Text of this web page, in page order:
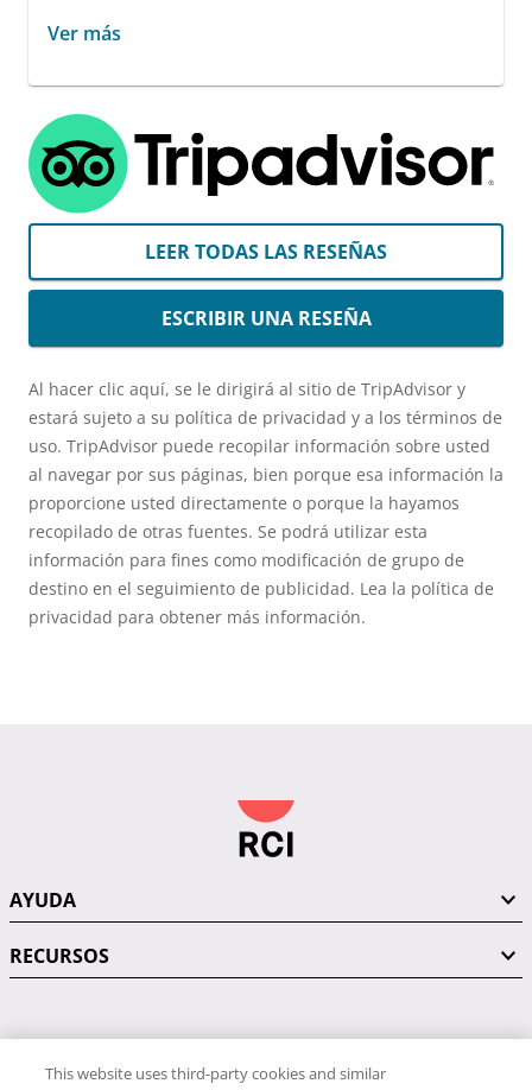
Ver más
LEER TODAS LAS RESEÑAS
ESCRIBIR UNA RESEÑA
Al hacer clic aquí, se le dirigirá al sitio de TripAdvisor y
estará sujeto a su política de privacidad y a los términos de
uso. TripAdvisor puede recopilar información sobre usted
al navegar por sus páginas, bien porque esa información la
proporcione usted directamente o porque la hayamos
recopilado de otras fuentes. Se podrá utilizar esta
información para fines como modificación de grupo de
destino en el seguimiento de publicidad. Lea la política de
privacidad para obtener más información.
AYUDA
RECURSOS
PÓNGASE EN CONTACTO CON NOSOTROS
This website uses third-party cookies and similar